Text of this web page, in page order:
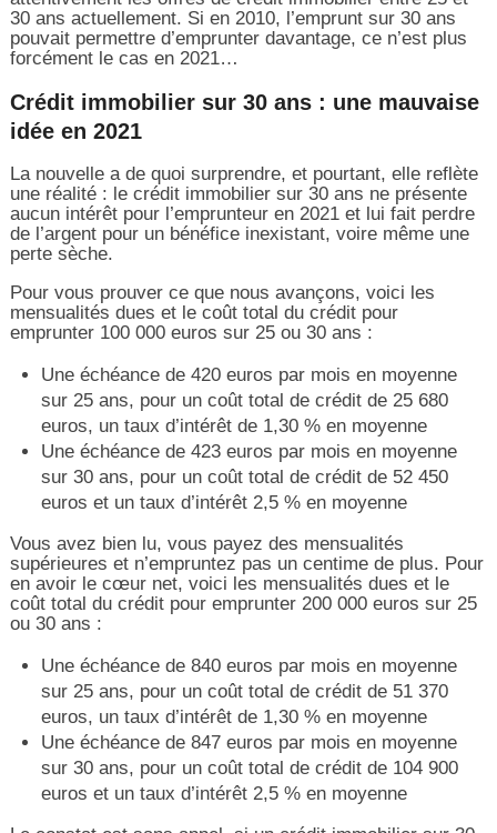
30 ans actuellement. Si en 2010, l’emprunt sur 30 ans
pouvait permettre d’emprunter davantage, ce n’est plus
forcément le cas en 2021…
Crédit immobilier sur 30 ans : une mauvaise
idée en 2021
La nouvelle a de quoi surprendre, et pourtant, elle reflète
une réalité : le crédit immobilier sur 30 ans ne présente
aucun intérêt pour l’emprunteur en 2021 et lui fait perdre
de l’argent pour un bénéfice inexistant, voire même une
perte sèche.
Pour vous prouver ce que nous avançons, voici les
mensualités dues et le coût total du crédit pour
emprunter 100 000 euros sur 25 ou 30 ans :
Une échéance de 420 euros par mois en moyenne
sur 25 ans, pour un coût total de crédit de 25 680
euros, un taux d’intérêt de 1,30 % en moyenne
Une échéance de 423 euros par mois en moyenne
sur 30 ans, pour un coût total de crédit de 52 450
euros et un taux d’intérêt 2,5 % en moyenne
Vous avez bien lu, vous payez des mensualités
supérieures et n’empruntez pas un centime de plus. Pour
en avoir le cœur net, voici les mensualités dues et le
coût total du crédit pour emprunter 200 000 euros sur 25
ou 30 ans :
Une échéance de 840 euros par mois en moyenne
sur 25 ans, pour un coût total de crédit de 51 370
euros, un taux d’intérêt de 1,30 % en moyenne
Une échéance de 847 euros par mois en moyenne
sur 30 ans, pour un coût total de crédit de 104 900
euros et un taux d’intérêt 2,5 % en moyenne